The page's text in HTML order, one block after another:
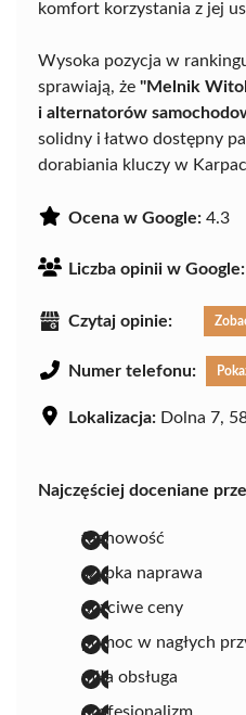
komfort korzystania z jej
Wysoka pozycja w
sprawiają, że "Melnik
i alternatorów
solidny i łatwo dostępny
dorabiania kluczy w
Ocena w Google: 4.3
Liczba opinii w Google:
Czytaj opinie:
Numer telefonu:
Lokalizacja: Dolna 7,
Najczęściej doceniane
fachowość
szybka naprawa
uczciwe ceny
pomoc w nagłych
miła obsługa